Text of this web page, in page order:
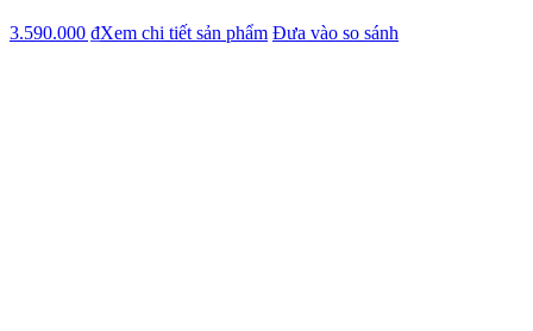
3.590.000 ₫Xem chi tiết sản phẩm Đưa vào so sánh